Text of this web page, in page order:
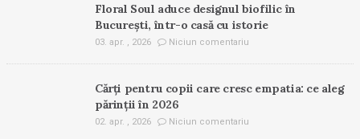
Floral Soul aduce designul biofilic în
București, într-o casă cu istorie
03. apr. , 2026 Niciun comentariu
Cărți pentru copii care cresc empatia: ce aleg
părinții în 2026
02. apr. , 2026 Niciun comentariu